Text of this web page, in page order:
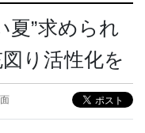
夏”求められ
り活性化を